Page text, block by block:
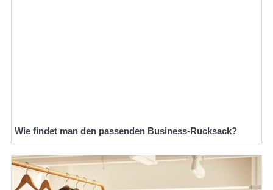
Wie findet man den passenden Business-Rucksack?